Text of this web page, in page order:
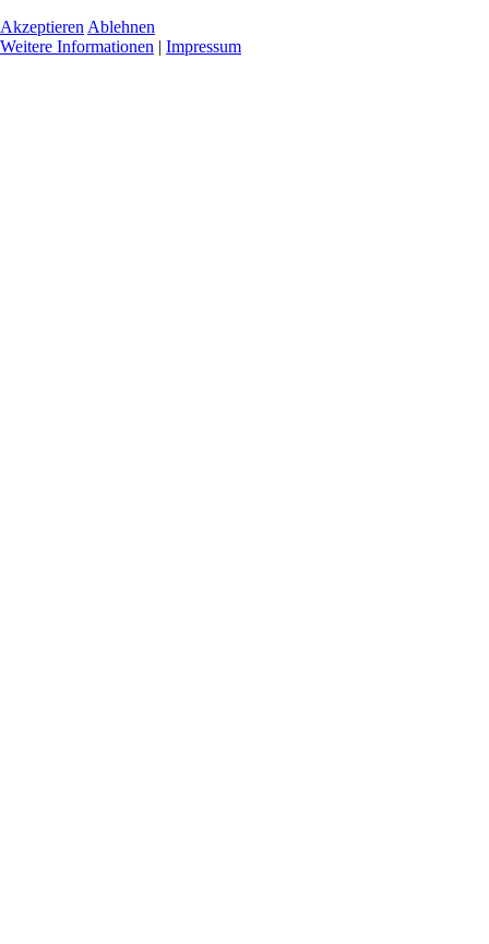
Akzeptieren Ablehnen
Weitere Informationen | Impressum